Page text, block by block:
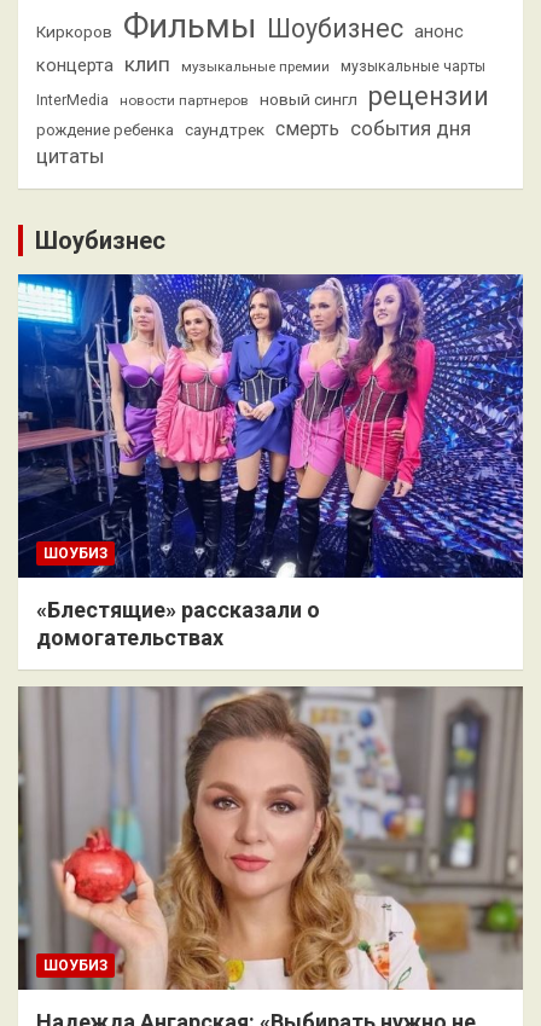
Киркоров Фильмы Шоубизнес анонс
концерта клип музыкальные премии
музыкальные чарты
InterMedia
новости партнеров новый сингл рецензии
рождение ребенка саундтрек смерть события дня
цитаты
Шоубизнес
ШОУБИЗ
«Блестящие» рассказали о
домогательствах
ШОУБИЗ